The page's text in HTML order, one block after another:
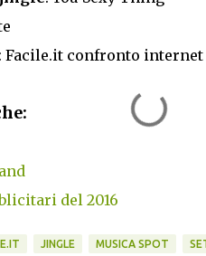
Facile.it confronto internet
del 2016
JINGLE MUSICA SPOT